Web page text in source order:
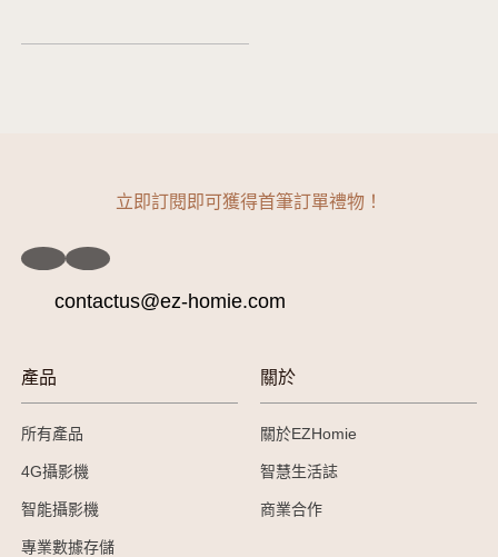
立即訂閱即可獲得首筆訂單禮物！
contactus@ez-homie.com
產品
所有產品
4G攝影機
智能攝影機
專業數據存儲
關於
關於EZHomie
智慧生活誌
商業合作